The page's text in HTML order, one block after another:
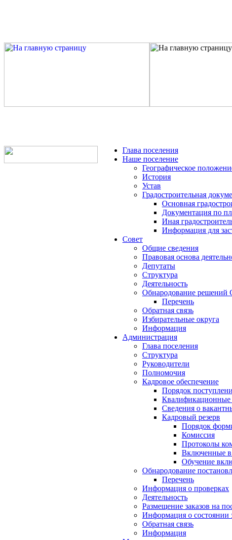
Глава поселения
Наше поселение
Географическое
История
Устав
Градостроительная
Основная
Документация по
Иная
Информация для
Совет
Общие сведения
Правовая основа
Депутаты
Структура
Деятельность
Обнародование решений
Перечень
Обратная связь
Избирательные округа
Информация
Администрация
Глава поселения
Структура
Руководители
Полномочия
Кадровое обеспечение
Порядок
Квалификационные
Сведения о
Кадровый резерв
Порядок
Комиссия
Протоколы
Включенные в
Обучение
Обнародование
Перечень
Информация о проверках
Деятельность
Размещение заказов на
Информация о состоянии
Обратная связь
Информация